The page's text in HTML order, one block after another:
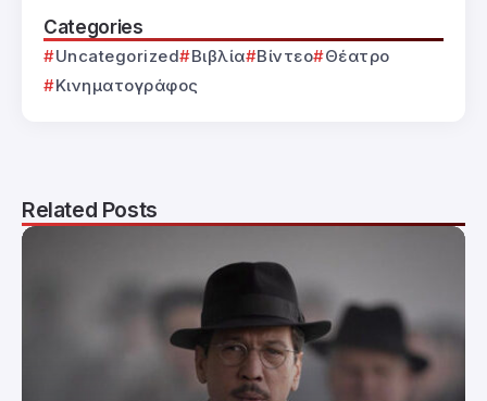
Categories
Uncategorized Βιβλία Βίντεο
Θέατρο
Κινηματογράφος
Related Posts